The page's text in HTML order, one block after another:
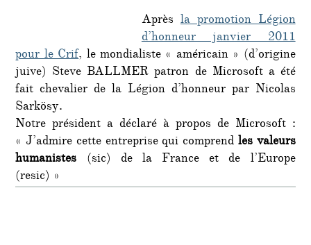
Aprèsla promotion Légion
d’honneur janvier 2011
pour le Crif, le mondialiste « américain » (d’origine
juive) Steve BALLMER patron de Microsoft a été
fait chevalier de la Légion d’honneur par Nicolas
Sarkösy.
Notre président a déclaré à propos de Microsoft :
« J’admire cette entreprise qui comprend les valeurs
humanistes (sic) de la France et de l’Europe
(resic) »